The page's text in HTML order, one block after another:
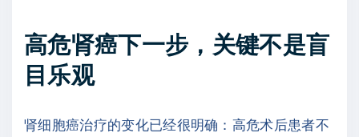
高危肾癌下一步，关键不是盲
目乐观
肾细胞癌治疗的变化已经很明确：高危术后患者不